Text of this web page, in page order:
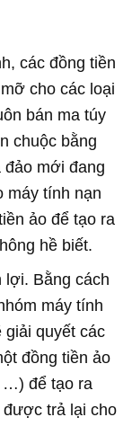
các đồng tiền
cho các loại
bán ma túy
chuộc bằng
đảo mới đang
máy tính nạn
ảo để tạo ra
hề biết.
lợi. Bằng cách
máy tính
giải quyết các
đồng tiền ảo
…) để tạo ra
trả lại cho